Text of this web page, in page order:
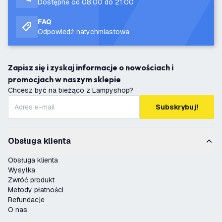
Dostępne od 08:00 do 21:00
FAQ
Odpowiedź natychmiastowa
Zapisz się i zyskaj informacje o nowościach i
promocjach w naszym sklepie
Chcesz być na bieżąco z Lampyshop?
Subskrybuj!
Obsługa klienta
Obsługa klienta
Wysyłka
Zwróć produkt
Metody płatności
Refundacje
O nas